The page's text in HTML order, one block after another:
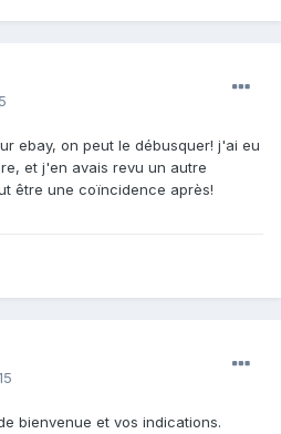
ebay, on peut le débusquer! j'ai eu
et j'en avais revu un autre
être une coïncidence après!
bienvenue et vos indications.